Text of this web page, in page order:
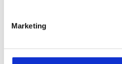
Marketing